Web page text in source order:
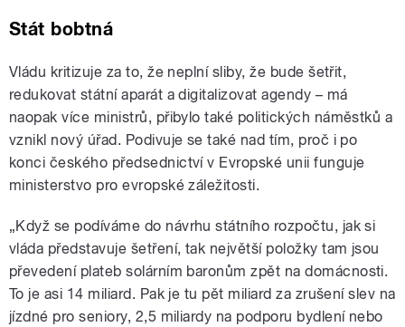
Stát bobtná
Vládu kritizuje za to, že neplní sliby, že bude šetřit,
redukovat státní aparát a digitalizovat agendy – má
naopak více ministrů, přibylo také politických náměstků a
vznikl nový úřad. Podivuje se také nad tím, proč i po
konci českého předsednictví v Evropské unii funguje
ministerstvo pro evropské záležitosti.
„Když se podíváme do návrhu státního rozpočtu, jak si
vláda představuje šetření, tak největší položky tam jsou
převedení plateb solárním baronům zpět na domácnosti.
To je asi 14 miliard. Pak je tu pět miliard za zrušení slev na
jízdné pro seniory, 2,5 miliardy na podporu bydlení nebo